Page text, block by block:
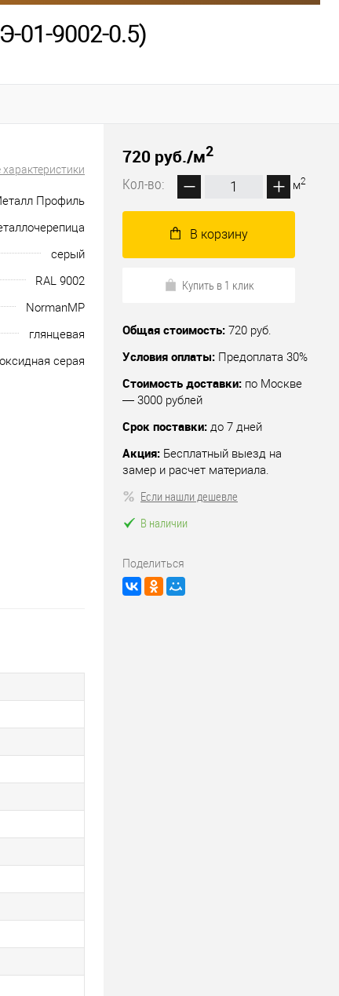
01-9002-0.5)
характеристики
Профиль
серый
RAL 9002
NormanMP
глянцевая
серая
720 руб./м2
Кол-во:
м2
В корзину
Купить в 1 клик
Общая стоимость: 720 руб.
Условия оплаты: Предоплата 30%
Стоимость доставки: по Москве
— 3000 рублей
Срок поставки: до 7 дней
Акция: Бесплатный выезд на
замер и расчет материала.
Если нашли дешевле
В наличии
Поделиться